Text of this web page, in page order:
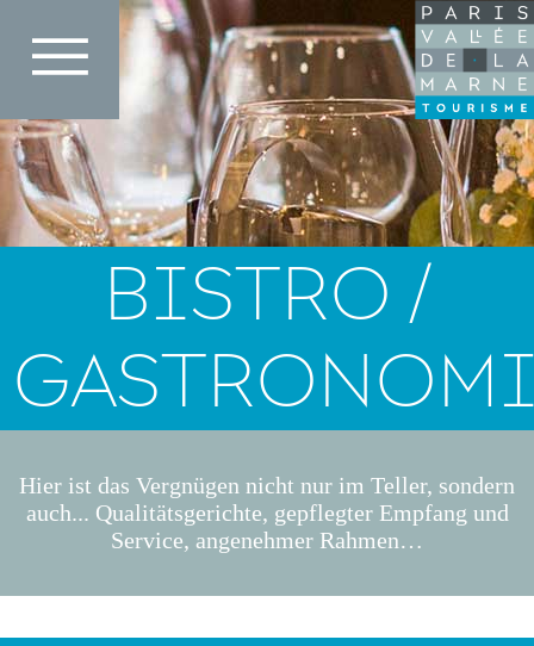
zum
Inhalt
BISTRO /
Hier ist das Vergnügen nicht nur im Teller, sondern
auch... Qualitätsgerichte, gepflegter Empfang und
Service, angenehmer Rahmen…